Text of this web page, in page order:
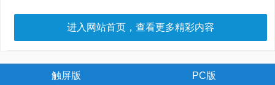
进入网站首页，查看更多精彩内容
触屏版 PC版